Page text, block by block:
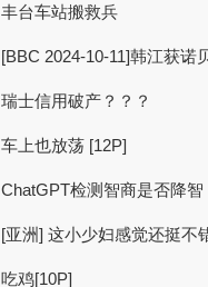
丰台车站搬救兵
[BBC 2024-10-11]韩江获诺
瑞士信用破产？？？
车上也放荡 [12P]
ChatGPT检测智商是否降智
[亚洲] 这小少妇感觉还挺不
吃鸡[10P]